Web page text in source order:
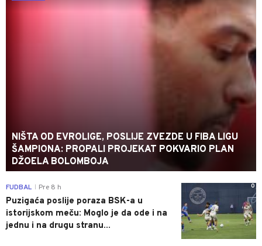
NIŠTA OD EVROLIGE, POSLIJE ZVEZDE U FIBA LIGU
ŠAMPIONA: PROPALI PROJEKAT POKVARIO PLAN
DŽOELA BOLOMBOJA
0
FUDBAL Pre 8 h
Puzigaća poslije poraza BSK-a u
istorijskom meču: Moglo je da ode i na
jednu i na drugu stranu...